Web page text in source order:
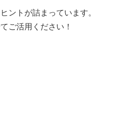
ントが詰まっています。
ご活用ください！